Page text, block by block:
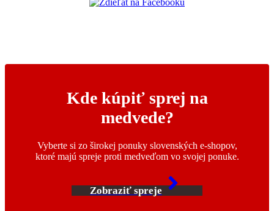
Kde kúpiť sprej na
medvede?
Vyberte si zo širokej ponuky slovenských e-shopov,
ktoré majú spreje proti medveďom vo svojej ponuke.
Zobraziť spreje